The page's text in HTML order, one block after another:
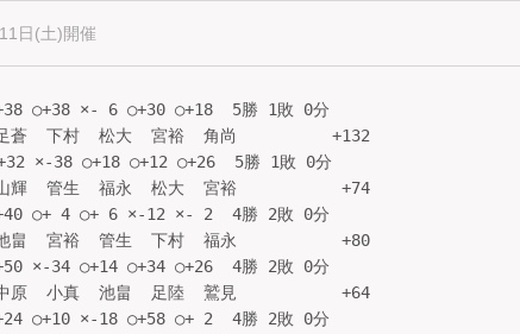
日(土)開催
○+38 ×- 6 ○+30 ○+18  5勝 1敗 0分
蒼  下村  松大  宮裕  角尚          +132
×-38 ○+18 ○+12 ○+26  5勝 1敗 0分
輝  管生  福永  松大  宮裕           +74
○+ 4 ○+ 6 ×-12 ×- 2  4勝 2敗 0分
畠  宮裕  管生  下村  福永           +80
×-34 ○+14 ○+34 ○+26  4勝 2敗 0分
原  小真  池畠  足陸  鷲見           +64
○+10 ×-18 ○+58 ○+ 2  4勝 2敗 0分